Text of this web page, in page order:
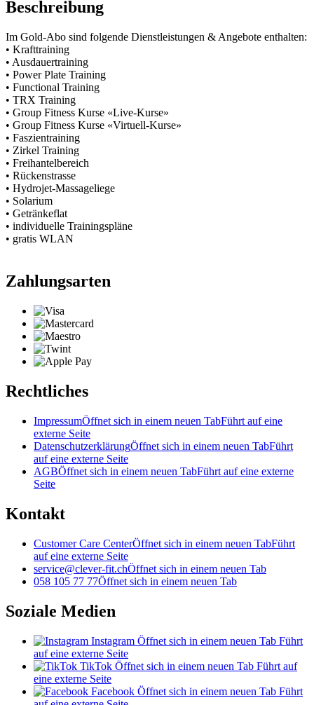
Beschreibung
Im Gold-Abo sind folgende Dienstleistungen & Angebote enthalten:
• Krafttraining
• Ausdauertraining
• Power Plate Training
• Functional Training
• TRX Training
• Group Fitness Kurse «Live-Kurse»
• Group Fitness Kurse «Virtuell-Kurse»
• Faszientraining
• Zirkel Training
• Freihantelbereich
• Rückenstrasse
• Hydrojet-Massageliege
• Solarium
• Getränkeflat
• individuelle Trainingspläne
• gratis WLAN
Zahlungsarten
Rechtliches
ImpressumÖffnet sich in einem neuen TabFührt auf eine
externe Seite
DatenschutzerklärungÖffnet sich in einem neuen TabFührt
auf eine externe Seite
AGBÖffnet sich in einem neuen TabFührt auf eine externe
Seite
Kontakt
Customer Care CenterÖffnet sich in einem neuen TabFührt
auf eine externe Seite
service@clever-fit.chÖffnet sich in einem neuen Tab
058 105 77 77Öffnet sich in einem neuen Tab
Soziale Medien
Instagram Öffnet sich in einem neuen Tab Führt
auf eine externe Seite
TikTok Öffnet sich in einem neuen Tab Führt auf
eine externe Seite
Facebook Öffnet sich in einem neuen Tab Führt